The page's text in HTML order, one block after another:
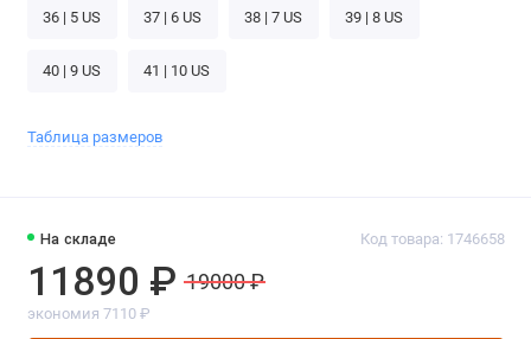
На складе Код товара: 1746658
11890 ₽ 19000 ₽
экономия 7110 ₽
36 | 5 US 37 | 6 US 38 | 7 US 39 | 8 US
40 | 9 US 41 | 10 US
Таблица размеров